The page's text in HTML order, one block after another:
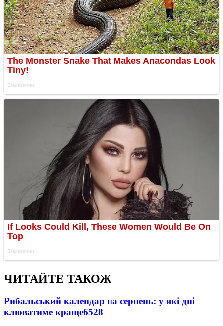
ЧИТАЙТЕ ТАКОЖ
Рибальський календар на серпень: у які дні
клюватиме краще6528